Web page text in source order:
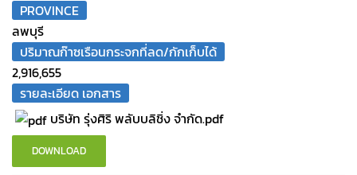
PROVINCE
ลพบุรี
ปริมาณก๊าซเรือนกระจกที่ลด/กักเก็บได้
2,916,655
รายละเอียด เอกสาร
บริษัท รุ่งศิริ พลับบลิชิ่ง จำกัด.pdf
DOWNLOAD